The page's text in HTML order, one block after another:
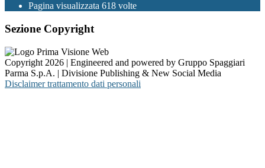
Pagina visualizzata 618 volte
Sezione Copyright
Copyright 2026 | Engineered and powered by Gruppo Spaggiari
Parma S.p.A. | Divisione Publishing & New Social Media
Disclaimer trattamento dati personali